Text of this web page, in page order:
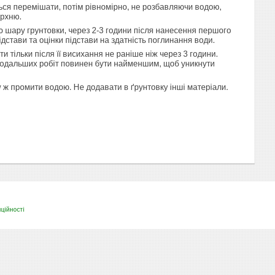
перемішати, потім рівномірно, не розбавляючи водою,
грунтовки, через 2-3 години після нанесення першого
та оцінки підстави на здатність поглинання води.
після її висихання не раніше ніж через 3 години.
робіт повинен бути найменшим, щоб уникнути
ж промити водою. Не додавати в ґрунтовку інші матеріали.